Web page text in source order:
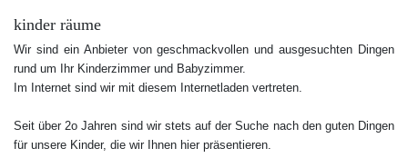
kinder räume
Wir sind ein Anbieter von geschmackvollen und ausgesuchten Dingen
rund um Ihr Kinderzimmer und Babyzimmer.
Im Internet sind wir mit diesem Internetladen vertreten.
Seit über 2o Jahren sind wir stets auf der Suche nach den guten Dingen
für unsere Kinder, die wir Ihnen hier präsentieren.